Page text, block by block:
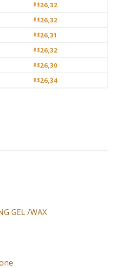
R$26,32
R$26,32
R$26,31
R$26,32
R$26,30
R$26,34
GEL /WAX